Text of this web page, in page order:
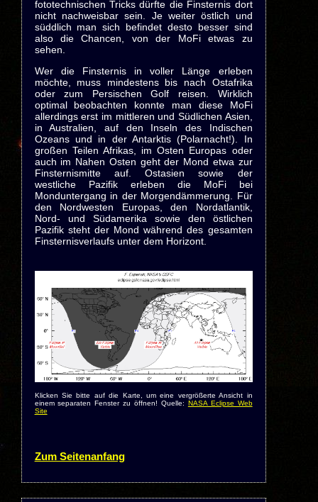
fototechnischen Tricks dürfte die Finsternis dort
nicht nachweisbar sein. Je weiter östlich und
süddlich man sich befindet desto besser sind
also die Chancen, von der MoFi etwas zu
sehen.
Wer die Finsternis in voller Länge erleben
möchte, muss mindestens bis nach Ostafrika
oder zum Persischen Golf reisen. Wirklich
optimal beobachten konnte man diese MoFi
allerdings erst im mittleren und Südlichen Asien,
in Australien, auf den Inseln des Indischen
Ozeans und in der Antarktis (Polarnacht!). In
großen Teilen Afrikas, im Osten Europas oder
auch im Nahen Osten geht der Mond etwa zur
Finsternismitte auf. Ostasien sowie der
westliche Pazifik erleben die MoFi bei
Monduntergang in der Morgendämmerung. Für
den Nordwesten Europas, den Nordatlantik,
Nord- und Südamerika sowie den östlichen
Pazifik steht der Mond während des gesamten
Finsternisverlaufs unter dem Horizont.
Klicken Sie bitte auf die Karte, um eine vergrößerte Ansicht in
einem separaten Fenster zu öffnen! Quelle: NASA Eclipse Web
Site
Zum Seitenanfang